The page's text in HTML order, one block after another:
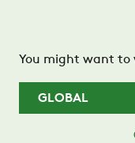
You might want to
GLOBAL